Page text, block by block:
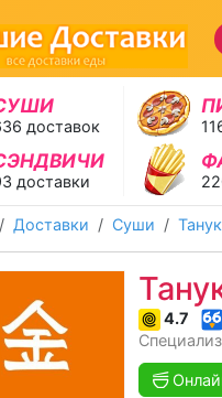
доставок
доставки
Доставки Суши
4.7